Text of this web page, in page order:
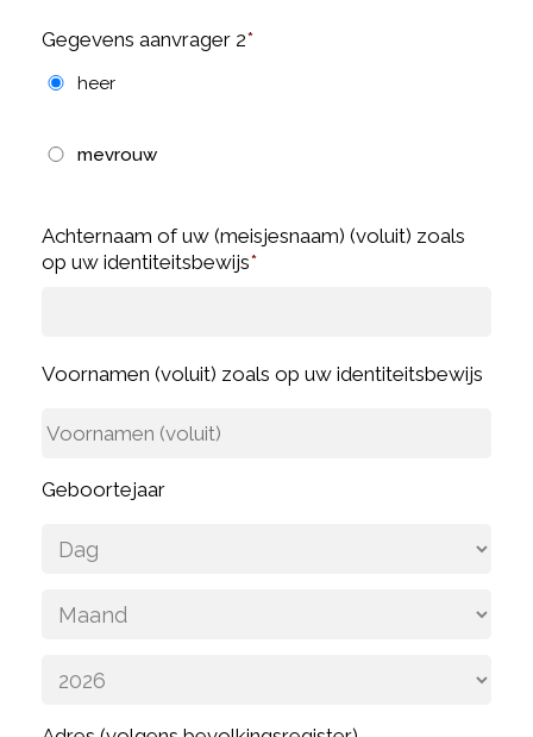
Gegevens aanvrager 2*
heer
mevrouw
Achternaam of uw (meisjesnaam) (voluit) zoals
op uw identiteitsbewijs*
Voornamen (voluit) zoals op uw identiteitsbewijs
Geboortejaar